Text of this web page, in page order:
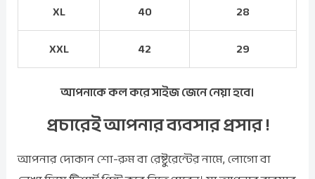
XL
40
28
XXL
42
29
আপনাকে কল করে সাইজ জেনে নেয়া হবে।
প্রচারেই আপনার ব্যবসার প্রসার !
আপনার দোকান শো-রুম বা রেষ্টুরেন্টের নামে, লোগো বা